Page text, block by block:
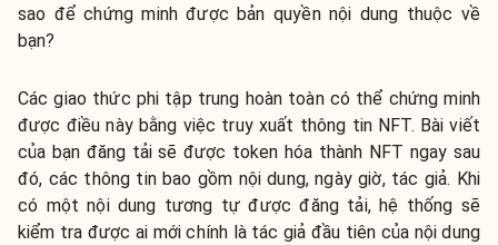
sao để chứng minh được bản quyền nội dung thuộc về
bạn?
Các giao thức phi tập trung hoàn toàn có thể chứng minh
được điều này bằng việc truy xuất thông tin NFT. Bài viết
của bạn đăng tải sẽ được token hóa thành NFT ngay sau
đó, các thông tin bao gồm nội dung, ngày giờ, tác giả. Khi
có một nội dung tương tự được đăng tải, hệ thống sẽ
kiểm tra được ai mới chính là tác giả đầu tiên của nội dung